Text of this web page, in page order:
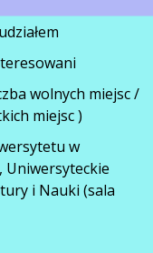
wolnych miejsc /
miejsc )
w
Uniwersyteckie
i Nauki (sala